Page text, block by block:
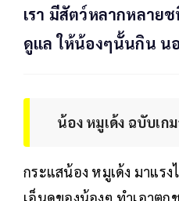
เรา มีสัตว์หลากหลาย
ดูแล ให้น้องๆนั้นกิน น
น้อง หมูเด้ง ฉบับเก
กระแสน้อง หมูเด้ง มาแร